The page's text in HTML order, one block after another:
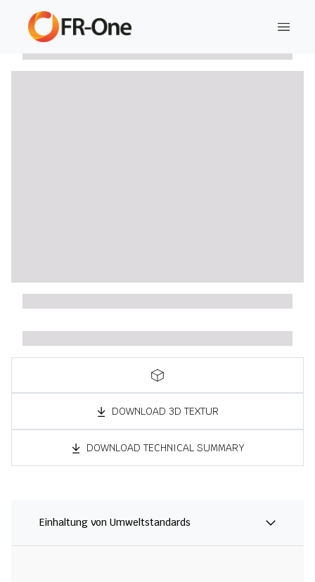
DOWNLOAD 3D TEXTUR
DOWNLOAD TECHNICAL SUMMARY
Einhaltung von Umweltstandards